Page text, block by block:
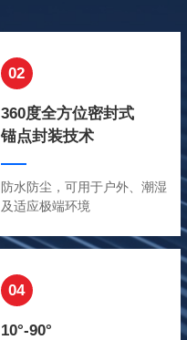
02
360度全方位密封式
锚点封装技术
防水防尘，可用于户外、潮湿
及适应极端环境
04
10°-90°